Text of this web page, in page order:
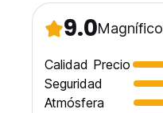
9.0Magnífico
Calidad Precio
Seguridad
Atmósfera